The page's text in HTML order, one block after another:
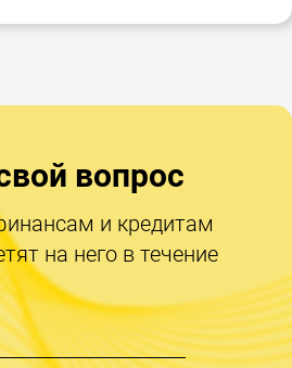
вопрос
и кредитам
на него в течение